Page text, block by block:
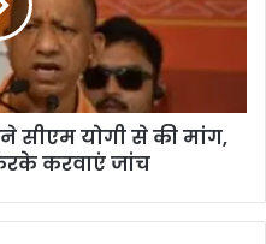
ने सीएम योगी से की मांग,
करवाएं जांच